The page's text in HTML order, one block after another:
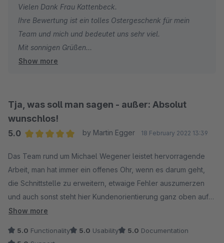
unterstützt.
Weiter so :-)
Vielen Dank Frau Kattenbeck.
Ihre Bewertung ist ein tolles Ostergeschenk für mein
Team und mich und bedeutet uns sehr viel.
Mit sonnigen Grüßen
Michael Wegener von der satware AG
Show more
Tja, was soll man sagen - außer: Absolut
wunschlos!
5.0
by Martin Egger 18 February 2022 13:39
Das Team rund um Michael Wegener leistet hervorragende
Arbeit, man hat immer ein offenes Ohr, wenn es darum geht,
die Schnittstelle zu erweitern, etwaige Fehler auszumerzen
und auch sonst steht hier Kundenorientierung ganz oben auf
der Liste - herzlichen Dank für die zuverlässige Arbeit, wir
Show more
5.0 Functionality 5.0 Usability 5.0 Documentation